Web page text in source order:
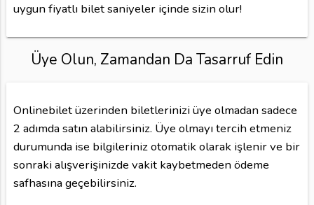
uygun fiyatlı bilet saniyeler içinde sizin olur!
Üye Olun, Zamandan Da Tasarruf Edin
Onlinebilet üzerinden biletlerinizi üye olmadan sadece
2 adımda satın alabilirsiniz. Üye olmayı tercih etmeniz
durumunda ise bilgileriniz otomatik olarak işlenir ve bir
sonraki alışverişinizde vakit kaybetmeden ödeme
safhasına geçebilirsiniz.